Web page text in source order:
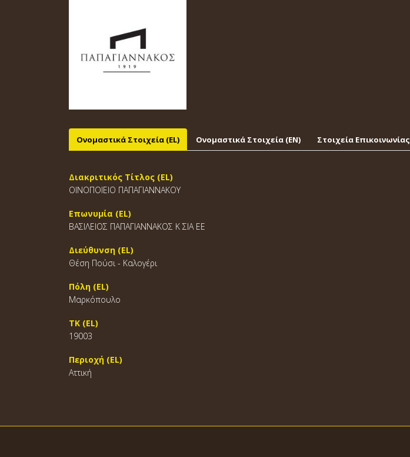
Ονομαστικά Στοιχεία (EL) Ονομαστικά Στοιχεία (EΝ) Στοιχεία Επικοινωνίας
Διακριτικός Τίτλος (EL)
ΟΙΝΟΠΟΙΕΙΟ ΠΑΠΑΓΙΑΝΝΑΚΟΥ
Επωνυμία (EL)
ΒΑΣΙΛΕΙΟΣ ΠΑΠΑΓΙΑΝΝΑΚΟΣ Κ ΣΙΑ ΕΕ
Διεύθυνση (EL)
Θέση Πούσι - Καλογέρι
Πόλη (EL)
Μαρκόπουλο
ΤΚ (EL)
19003
Περιοχή (EL)
Αττική